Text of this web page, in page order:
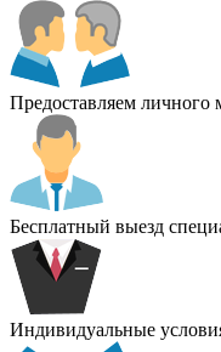
Предоставляем личного
Бесплатный выезд
Индивидуальные